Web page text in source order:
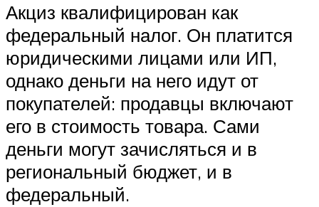
Акциз квалифицирован как
федеральный налог. Он платится
юридическими лицами или ИП,
однако деньги на него идут от
покупателей: продавцы включают
его в стоимость товара. Сами
деньги могут зачисляться и в
региональный бюджет, и в
федеральный.